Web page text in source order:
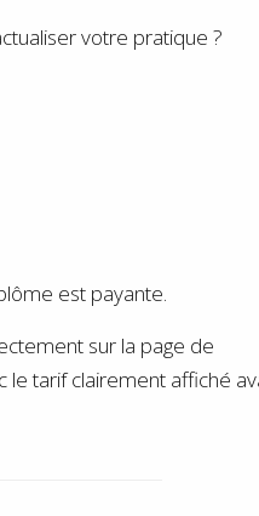
votre pratique ?
est payante.
sur la page de
le tarif clairement affiché